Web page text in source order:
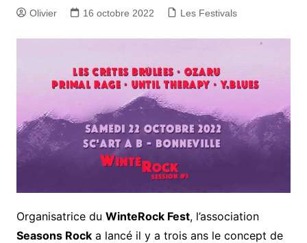
Olivier 16 octobre 2022 Les Festivals
Organisatrice du WinteRock Fest, l’association
Seasons Rocka lancé il y a trois ans le concept de